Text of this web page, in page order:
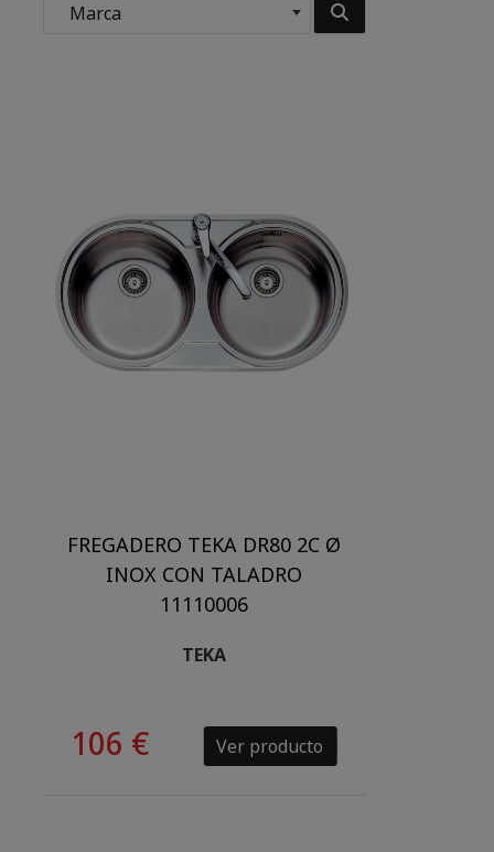
Marca
FREGADERO TEKA DR80 2C Ø
INOX CON TALADRO
11110006
TEKA
106 € Ver producto